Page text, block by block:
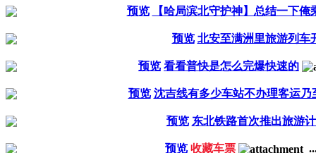
预览
【哈局滨北守护神】总结一下俺
预览 北安至满洲里旅游列车
预览 看看普快是怎么完爆快速的
预览 沈吉线有多少车站不办理客运乃
预览 东北铁路首次推出旅游
预览 收藏车票